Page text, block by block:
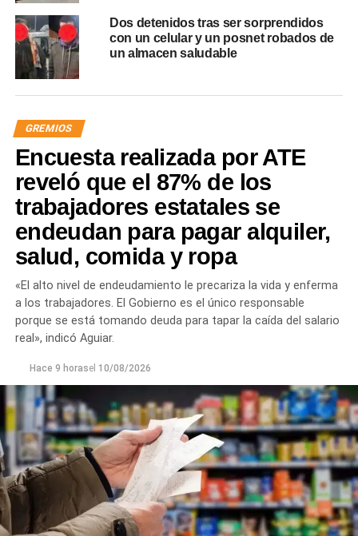
Dos detenidos tras ser sorprendidos
con un celular y un posnet robados de
un almacen saludable
GREMIOS
Encuesta realizada por ATE
reveló que el 87% de los
trabajadores estatales se
endeudan para pagar alquiler,
salud, comida y ropa
«El alto nivel de endeudamiento le precariza la vida y enferma
a los trabajadores. El Gobierno es el único responsable
porque se está tomando deuda para tapar la caída del salario
real», indicó Aguiar.
Hace 9 horasel 10/08/2026